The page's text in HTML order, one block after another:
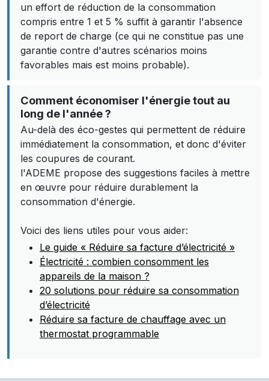
un effort de réduction de la consommation
compris entre 1 et 5 % suffit à garantir l'absence
de report de charge (ce qui ne constitue pas une
garantie contre d'autres scénarios moins
favorables mais est moins probable).
Comment économiser l'énergie tout au
long de l'année ?
Au-delà des éco-gestes qui permettent de réduire
immédiatement la consommation, et donc d'éviter
les coupures de courant.
l'ADEME propose des suggestions faciles à mettre
en œuvre pour réduire durablement la
consommation d'énergie.
Voici des liens utiles pour vous aider:
Le guide « Réduire sa facture d’électricité »
Électricité : combien consomment les
appareils de la maison ?
20 solutions pour réduire sa consommation
d’électricité
Réduire sa facture de chauffage avec un
thermostat programmable